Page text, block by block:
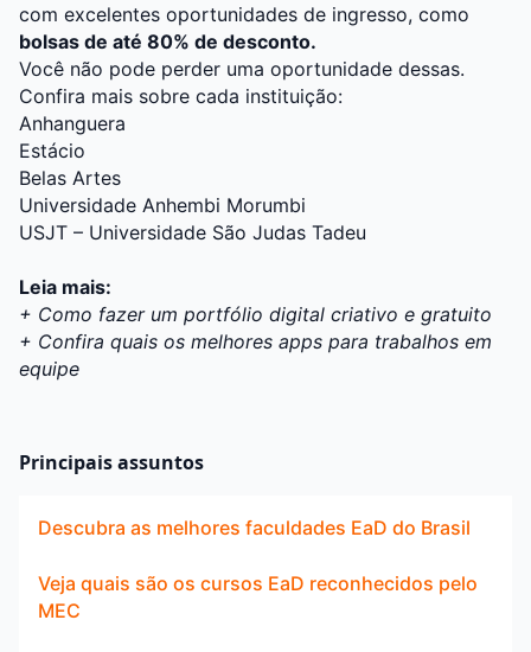
com excelentes oportunidades de ingresso, como
bolsas de até 80% de desconto.
Você não pode perder uma oportunidade dessas.
Confira mais sobre cada instituição:
Anhanguera
Estácio
Belas Artes
Universidade Anhembi Morumbi
USJT – Universidade São Judas Tadeu
Leia mais:
+ Como fazer um portfólio digital criativo e gratuito
+ Confira quais os melhores apps para trabalhos em
equipe
Principais assuntos
Descubra as melhores faculdades EaD do Brasil
Veja quais são os cursos EaD reconhecidos pelo
MEC